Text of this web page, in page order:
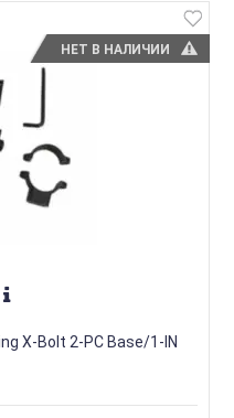
НЕТ В НАЛИЧИИ
X-Bolt 2-PC Base/1-IN